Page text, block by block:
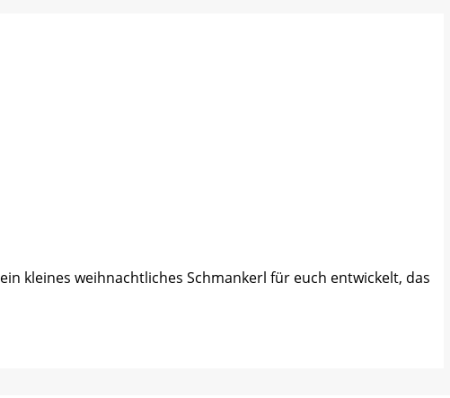
kleines weihnachtliches Schmankerl für euch entwickelt, das